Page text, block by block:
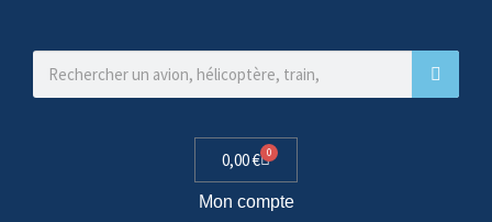
0,00€ 0
Mon compte